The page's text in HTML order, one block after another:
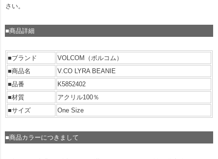
さい。
■商品詳細
■ブランド
VOLCOM（ボルコム）
■商品名
V.CO LYRA BEANIE
■品番
K5852402
■材質
アクリル100％
■サイズ
One Size
■商品カラーにつきまして